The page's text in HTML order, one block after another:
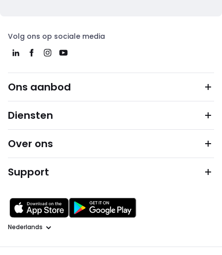
Volg ons op sociale media
Ons aanbod
Diensten
Over ons
Support
Taal